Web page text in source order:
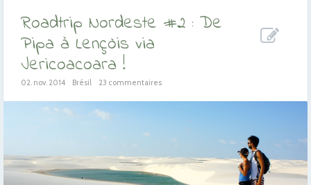
Roadtrip Nordeste #2 : De
Pipa à Lençòis via
Jericoacoara !
02. nov. 2014 Brésil 23 commentaires